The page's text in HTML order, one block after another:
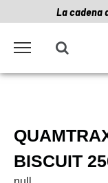
La cadena
BISCUIT